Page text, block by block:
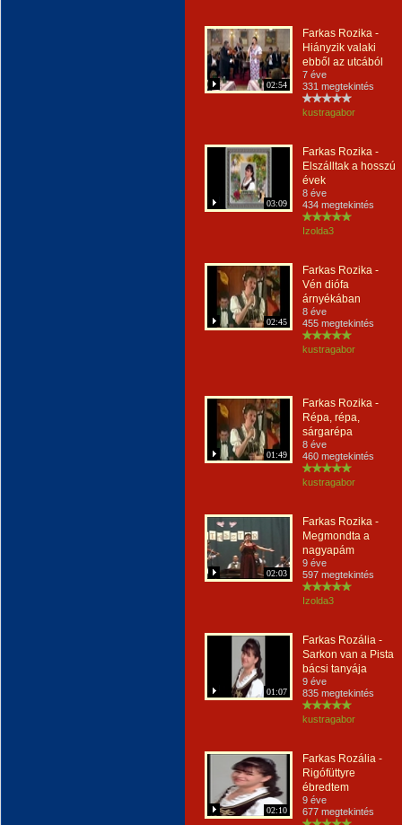
02:54
Farkas Rozika -
Hiányzik valaki
ebből az utcából
7 éve
331 megtekintés
kustragabor
03:09
Farkas Rozika -
Elszálltak a hosszú
évek
8 éve
434 megtekintés
Izolda3
02:45
Farkas Rozika -
Vén diófa
árnyékában
8 éve
455 megtekintés
kustragabor
01:49
Farkas Rozika -
Répa, répa,
sárgarépa
8 éve
460 megtekintés
kustragabor
02:03
Farkas Rozika -
Megmondta a
nagyapám
9 éve
597 megtekintés
Izolda3
01:07
Farkas Rozália -
Sarkon van a Pista
bácsi tanyája
9 éve
835 megtekintés
kustragabor
02:10
Farkas Rozália -
Rigófüttyre
ébredtem
9 éve
677 megtekintés